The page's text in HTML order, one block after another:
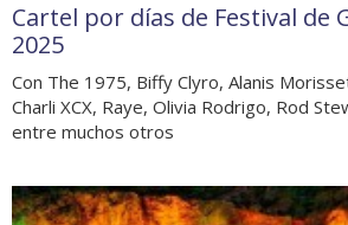
Cartel por días de Festival de
2025
Con The 1975, Biffy Clyro, Alanis
Charli XCX, Raye, Olivia Rodrigo, Rod
entre muchos otros